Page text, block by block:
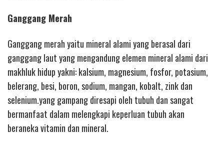
Ganggang Merah
Ganggang merah yaitu mineral alami yang berasal dari
ganggang laut yang mengandung elemen mineral alami dari
makhluk hidup yakni: kalsium, magnesium, fosfor, potasium,
belerang, besi, boron, sodium, mangan, kobalt, zink dan
selenium.yang gampang diresapi oleh tubuh dan sangat
bermanfaat dalam melengkapi keperluan tubuh akan
beraneka vitamin dan mineral.